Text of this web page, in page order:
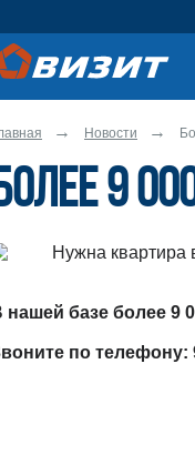
Новости
9
Нужна квартира
нашей базе более 9
по телефону: